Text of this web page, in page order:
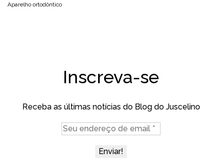
Aparelho ortodôntico
Inscreva-se
Receba as últimas notícias do Blog do Juscelino